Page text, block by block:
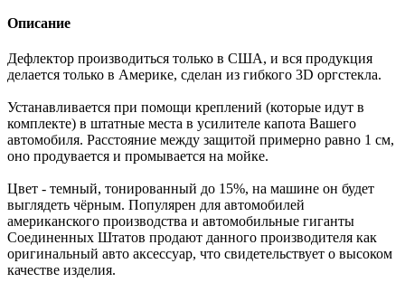
Описание
Дефлектор производиться только в США, и вся продукция
делается только в Америке, сделан из гибкого 3D оргстекла.
Устанавливается при помощи креплений (которые идут в
комплекте) в штатные места в усилителе капота Вашего
автомобиля. Расстояние между защитой примерно равно 1 см,
оно продувается и промывается на мойке.
Цвет - темный, тонированный до 15%, на машине он будет
выглядеть чёрным. Популярен для автомобилей
американского производства и автомобильные гиганты
Соединенных Штатов продают данного производителя как
оригинальный авто аксессуар, что свидетельствует о высоком
качестве изделия.